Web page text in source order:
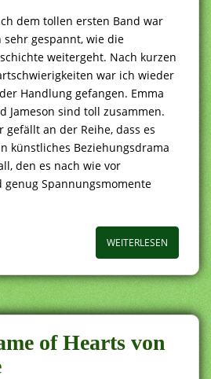
dem tollen ersten Band war
sehr gespannt, wie die
weitergeht. Nach kurzen
war ich wieder
Handlung gefangen. Emma
Jameson sind toll zusammen.
gefällt an der Reihe, dass es
künstliches Beziehungsdrama
den es nach wie vor
Spannungsmomente
WEITERLESEN
of Hearts von